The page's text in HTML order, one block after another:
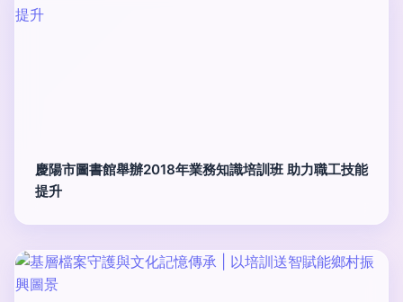
慶陽市圖書館舉辦2018年業務知識培訓班 助力職工技能
提升